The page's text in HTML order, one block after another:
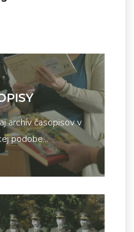
archív časopisov v
podobe...